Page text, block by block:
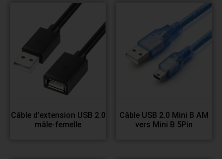
Câble d'extension USB 2.0
mâle-femelle
Câble USB 2.0 Mini B AM
vers Mini B 5Pin